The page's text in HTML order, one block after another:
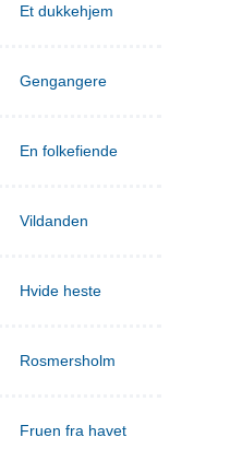
Et dukkehjem
Gengangere
En folkefiende
Vildanden
Hvide heste
Rosmersholm
Fruen fra havet